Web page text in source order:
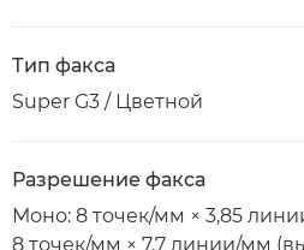
Тип факса
Super G3 / Цветной
Разрешение факса
Моно: 8 точек/мм × 3,85
8 точек/мм × 7,7 линии/мм